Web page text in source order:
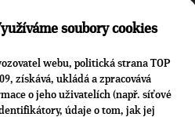
soubory cookies
webu, politická strana TOP
09, získává, ukládá a zpracovává
o jeho uživatelích (např. síťové
údaje o tom, jak jej